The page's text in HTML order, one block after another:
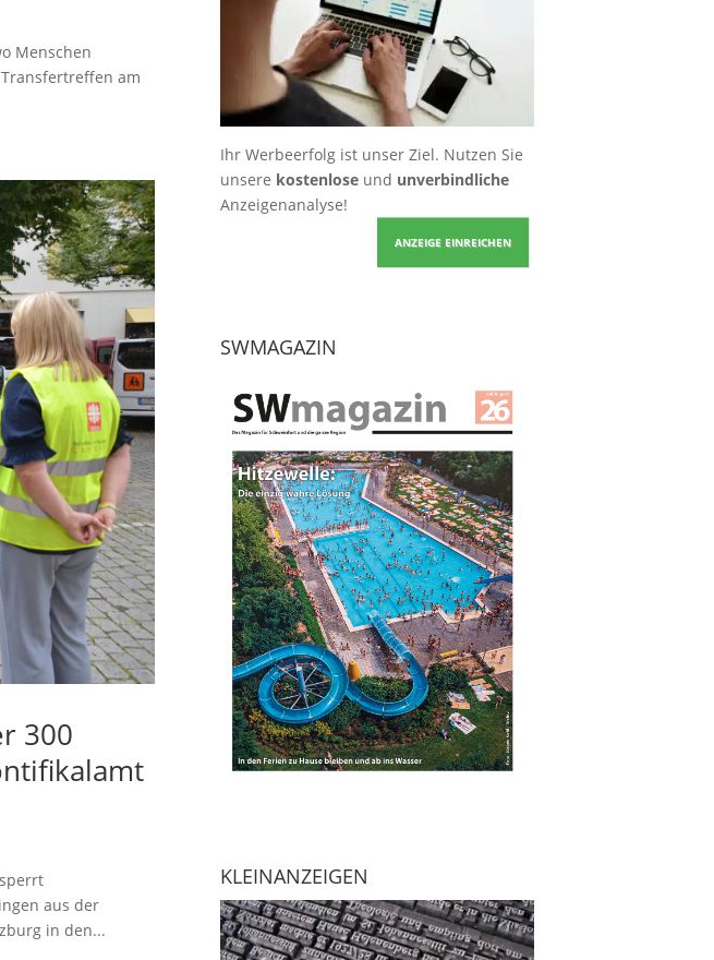
Menschen
am
300
aus der
in den...
Ihr Werbeerfolg ist unser Ziel. Nutzen Sie
unsere kostenloseund unverbindliche
Anzeigenanalyse!
ANZEIGE EINREICHEN
SWMAGAZIN
KLEINANZEIGEN